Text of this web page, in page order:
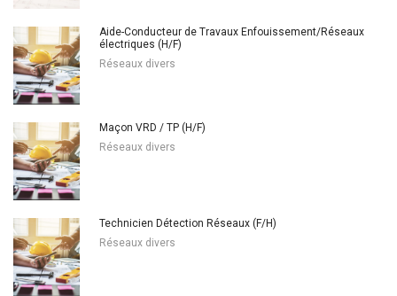
Aide-Conducteur de Travaux Enfouissement/Réseaux
électriques (H/F)
Réseaux divers
Maçon VRD / TP (H/F)
Réseaux divers
Technicien Détection Réseaux (F/H)
Réseaux divers